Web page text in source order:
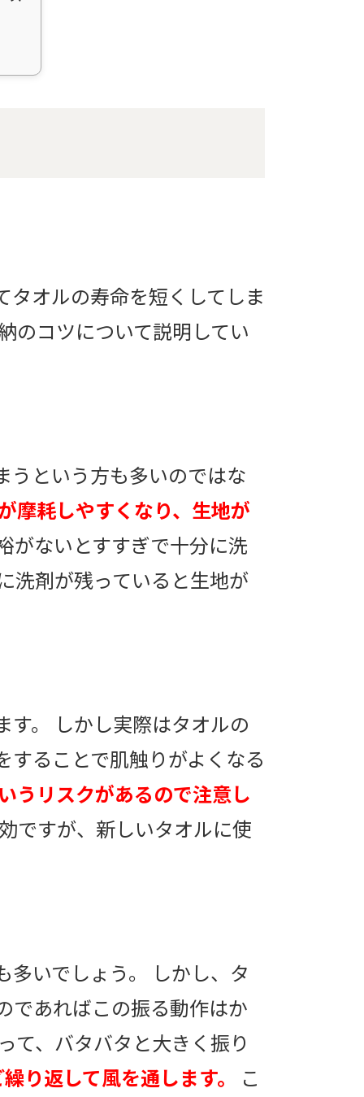
オルの寿命を短くしてしま
のコツについて説明してい
うという方も多いのではな
摩耗しやすくなり、生地が
がないとすすぎで十分に洗
洗剤が残っていると生地が
。 しかし実際はタオルの
ることで肌触りがよくなる
うリスクがあるので注意し
ですが、新しいタオルに使
いでしょう。 しかし、タ
であればこの振る動作はか
て、バタバタと大きく振り
り返して風を通します。
こ